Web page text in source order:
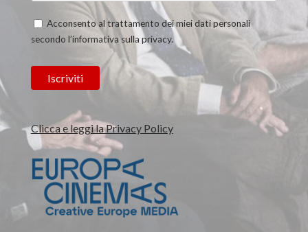
Acconsento al trattamento dei miei dati personali
secondo l’informativa sulla privacy.
Clicca e leggi la Privacy Policy